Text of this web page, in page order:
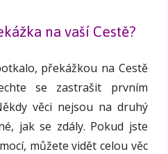
na vaší Cestě?
překážkou na Cestě
se zastrašit prvním
věci nejsou na druhý
jak se zdály. Pokud jste
můžete vidět celou věc